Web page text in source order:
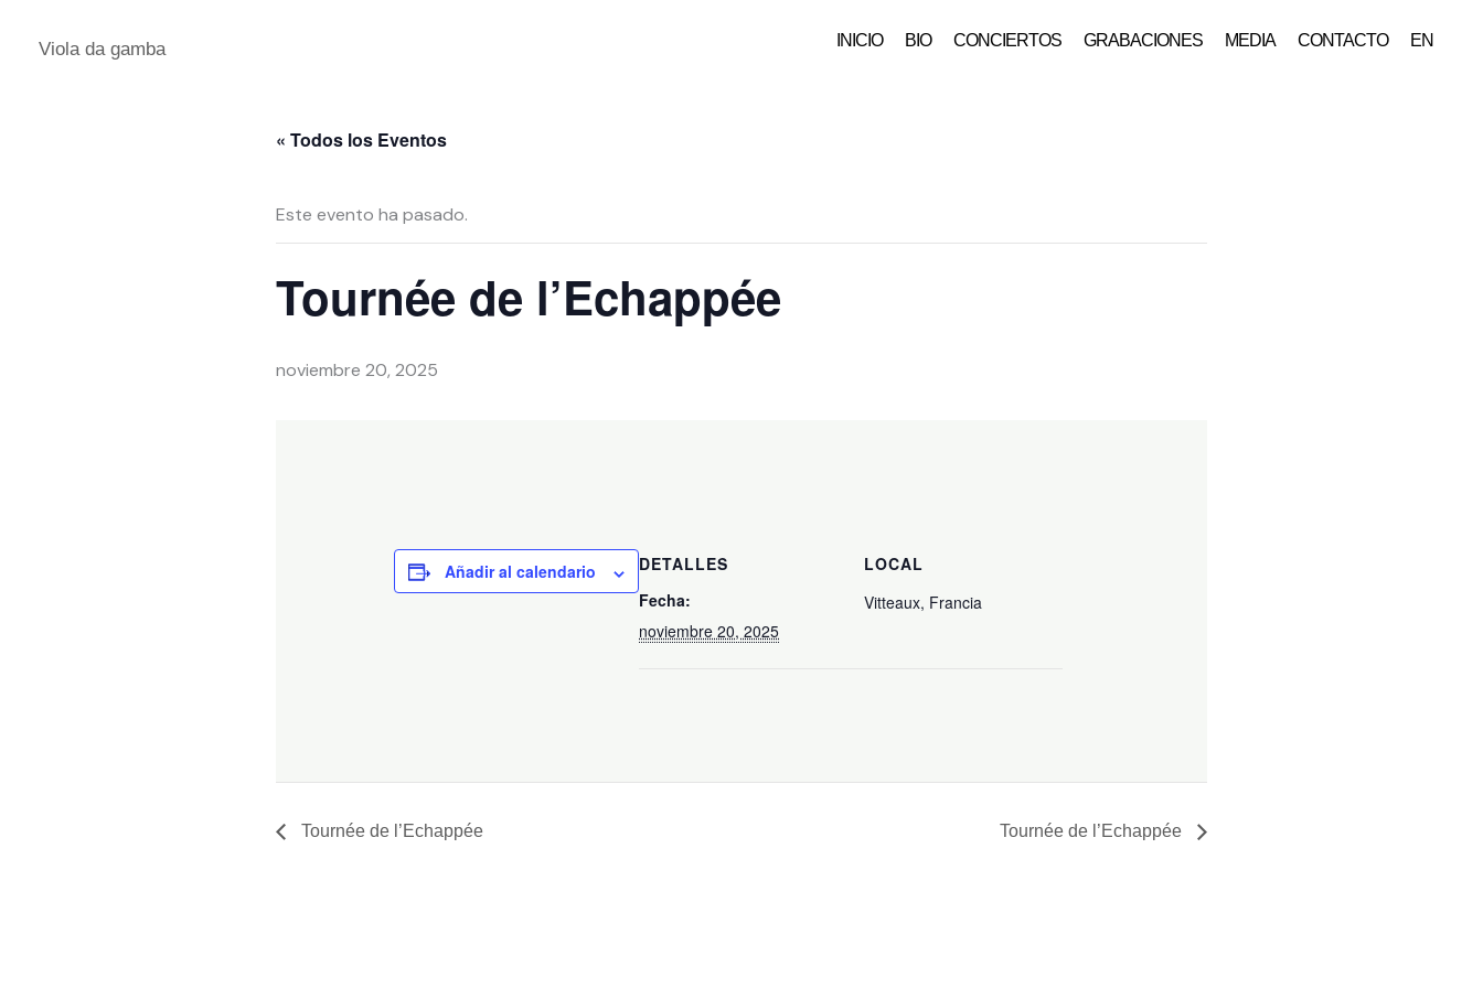
Viola da gamba INICIO BIO CONCIERTOS GRABACIONES MEDIA CONTACTO EN
« Todos los Eventos
Este evento ha pasado.
Tournée de l’Echappée
noviembre 20, 2025
Añadir al calendario
DETALLES
Fecha:
noviembre 20, 2025
LOCAL
Vitteaux, Francia
Tournée de l’Echappée Tournée de l’Echappée